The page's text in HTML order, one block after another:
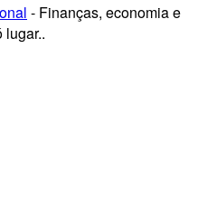
- Finanças, economia e